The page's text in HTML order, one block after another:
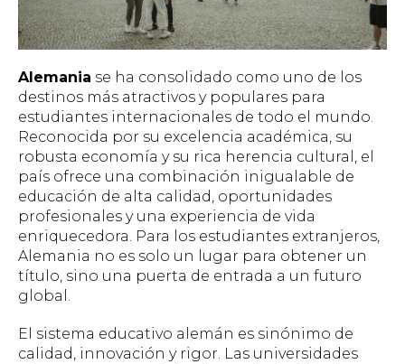
Alemania se ha consolidado como uno de los
destinos más atractivos y populares para
estudiantes internacionales de todo el mundo.
Reconocida por su excelencia académica, su
robusta economía y su rica herencia cultural, el
país ofrece una combinación inigualable de
educación de alta calidad, oportunidades
profesionales y una experiencia de vida
enriquecedora. Para los estudiantes extranjeros,
Alemania no es solo un lugar para obtener un
título, sino una puerta de entrada a un futuro
global.
El sistema educativo alemán es sinónimo de
calidad, innovación y rigor. Las universidades